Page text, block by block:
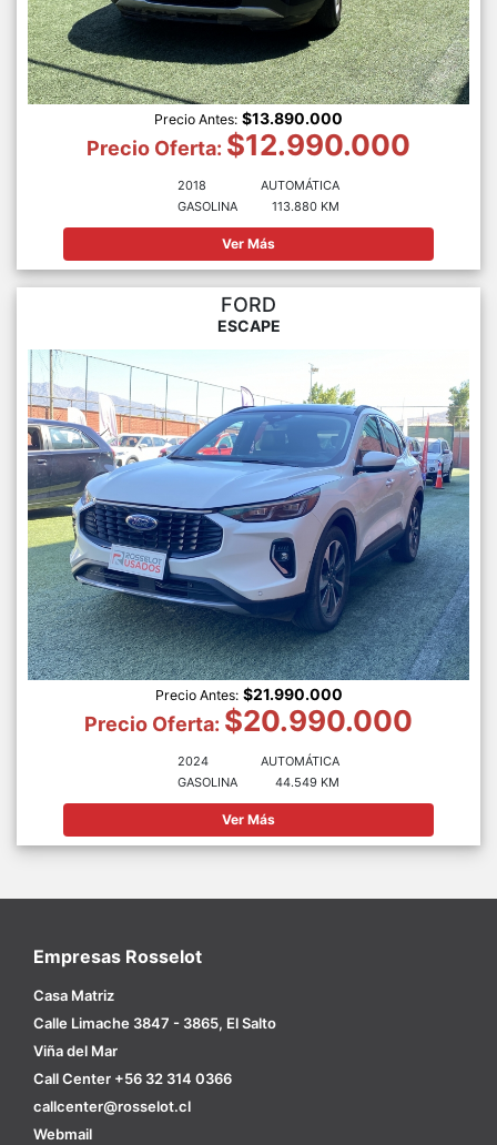
Precio Antes: $13.890.000
Precio Oferta: $12.990.000
2018
GASOLINA
AUTOMÁTICA
113.880 KM
Ver Más
FORD
ESCAPE
Precio Antes: $21.990.000
Precio Oferta: $20.990.000
2024
GASOLINA
AUTOMÁTICA
44.549 KM
Ver Más
Empresas Rosselot
Casa Matriz
Calle Limache 3847 - 3865, El Salto
Viña del Mar
Call Center +56 32 314 0366
callcenter@rosselot.cl
Webmail